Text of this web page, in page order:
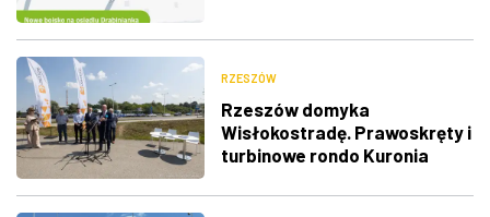
RZESZÓW
Rzeszów domyka
Wisłokostradę. Prawoskręty i
turbinowe rondo Kuronia